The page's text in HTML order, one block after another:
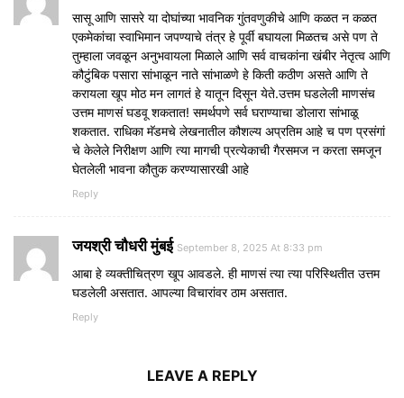
सासू आणि सासरे या दोघांच्या भावनिक गुंतवणुकीचे आणि कळत न कळत
एकमेकांचा स्वाभिमान जपण्याचे तंत्र हे पूर्वी बघायला मिळतच असे पण ते
तुम्हाला जवळून अनुभवायला मिळाले आणि सर्व वाचकांना खंबीर नेतृत्व आणि
कौटुंबिक पसारा सांभाळून नाते सांभाळणे हे किती कठीण असते आणि ते
करायला खूप मोठ मन लागतं हे यातून दिसून येते.उत्तम घडलेली माणसंच
उत्तम माणसं घडवू शकतात! समर्थपणे सर्व घराण्याचा डोलारा सांभाळू
शकतात. राधिका मॅडमचे लेखनातील कौशल्य अप्रतिम आहे च पण प्रसंगां
चे केलेले निरीक्षण आणि त्या मागची प्रत्येकाची गैरसमज न करता समजून
घेतलेली भावना कौतुक करण्यासारखी आहे
Reply
जयश्री चौधरी मुंबई September 8, 2025 At 8:33 pm
आबा हे व्यक्तीचित्रण खूप आवडले. ही माणसं त्या त्या परिस्थितीत उत्तम
घडलेली असतात. आपल्या विचारांवर ठाम असतात.
Reply
LEAVE A REPLY